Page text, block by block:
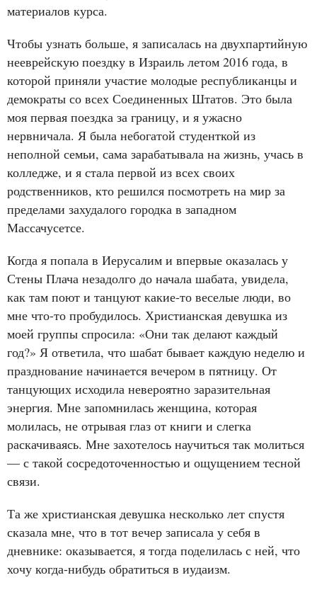
материалов курса.
Чтобы узнать больше, я записалась на двухпартийную
нееврейскую поездку в Израиль летом 2016 года, в
которой приняли участие молодые республиканцы и
демократы со всех Соединенных Штатов. Это была
моя первая поездка за границу, и я ужасно
нервничала. Я была небогатой студенткой из
неполной семьи, сама зарабатывала на жизнь, учась в
колледже, и я стала первой из всех своих
родственников, кто решился посмотреть на мир за
пределами захудалого городка в западном
Массачусетсе.
Когда я попала в Иерусалим и впервые оказалась у
Стены Плача незадолго до начала шабата, увидела,
как там поют и танцуют какие-то веселые люди, во
мне что-то пробудилось. Христианская девушка из
моей группы спросила: «Они так делают каждый
год?» Я ответила, что шабат бывает каждую неделю и
празднование начинается вечером в пятницу. От
танцующих исходила невероятно заразительная
энергия. Мне запомнилась женщина, которая
молилась, не отрывая глаз от книги и слегка
раскачиваясь. Мне захотелось научиться так молиться
— с такой сосредоточенностью и ощущением тесной
связи.
Та же христианская девушка несколько лет спустя
сказала мне, что в тот вечер записала у себя в
дневнике: оказывается, я тогда поделилась с ней, что
хочу когда-нибудь обратиться в иудаизм.